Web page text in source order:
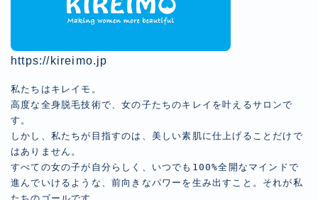
https://kireimo.jp
私たちはキレイモ。
高度な全身脱毛技術で、女の子たちのキレイを叶えるサロンで
す。
しかし、私たちが目指すのは、美しい素肌に仕上げることだけで
はありません。
すべての女の子が自分らしく、いつでも100%全開なマインドで
進んでいけるような、前向きなパワーを生み出すこと。それが私